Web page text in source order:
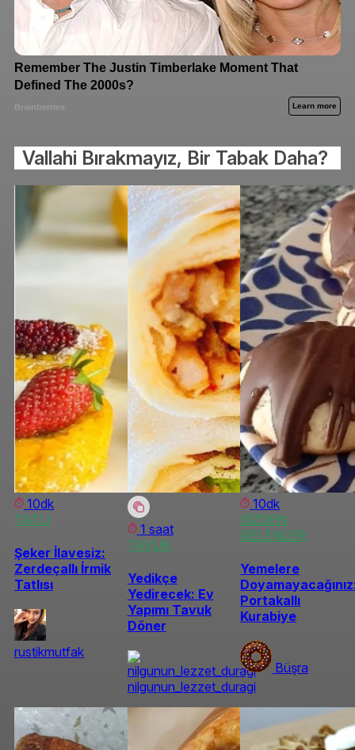
Vallahi Bırakmayız, Bir Tabak Daha?
10dk
TATLI
Şeker İlavesiz:
Zerdeçallı İrmik
Tatlısı
rustikmutfak
1 saat
TAVUK
Yedikçe
Yedirecek: Ev
Yapımı Tavuk
Döner
nilgunun_lezzet_duragi
10dk
SİZDEN
GELENLER
Yemelere
Portakallı
Kurabiye
Büşra